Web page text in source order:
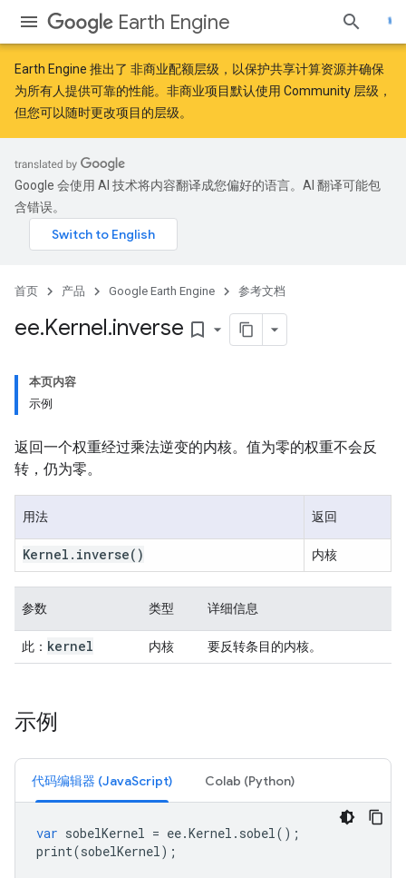
Earth Engine
Earth Engine 推出了 非商业配额层级 ，以保护共享计算资源并确保
为所有人提供可靠的性能。非商业项目默认使用 Community 层级，
但您可以随时更改项目的层级。
Google 会使用 AI 技术将内容翻译成您偏好的语言。AI 翻译可能包
含错误。
首页 产品 Google Earth Engine 参考文档
ee.Kernel.inverse bookmark_border
本页内容
示例
返回一个权重经过乘法逆变的内核。值为零的权重不会反
转，仍为零。
用法 返回
Kernel . inverse() 内核
参数 类型 详细信息
此： kernel 内核 要反转条目的内核。
示例
代码编辑器 (JavaScript) Colab (Python)
var sobelKernel = ee.Kernel . sobel();
print(sobelKernel);